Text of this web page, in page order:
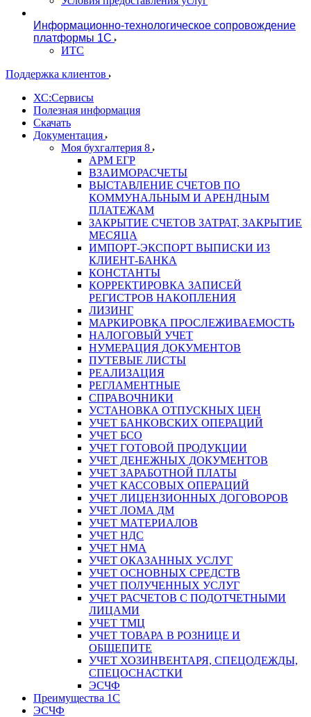
Информационно-технологическое сопровождение
платформы 1С
ИТС
Поддержка клиентов
ХС:Сервисы
Полезная информация
Скачать
Документация
Моя бухгалтерия 8
АРМ ЕГР
ВЗАИМОРАСЧЕТЫ
ВЫСТАВЛЕНИЕ СЧЕТОВ ПО
КОММУНАЛЬНЫМ И АРЕНДНЫМ
ПЛАТЕЖАМ
ЗАКРЫТИЕ СЧЕТОВ ЗАТРАТ, ЗАКРЫТИЕ
МЕСЯЦА
ИМПОРТ-ЭКСПОРТ ВЫПИСКИ ИЗ
КЛИЕНТ-БАНКА
КОНСТАНТЫ
КОРРЕКТИРОВКА ЗАПИСЕЙ
РЕГИСТРОВ НАКОПЛЕНИЯ
ЛИЗИНГ
МАРКИРОВКА ПРОСЛЕЖИВАЕМОСТЬ
НАЛОГОВЫЙ УЧЕТ
НУМЕРАЦИЯ ДОКУМЕНТОВ
ПУТЕВЫЕ ЛИСТЫ
РЕАЛИЗАЦИЯ
РЕГЛАМЕНТНЫЕ
СПРАВОЧНИКИ
УСТАНОВКА ОТПУСКНЫХ ЦЕН
УЧЕТ БАНКОВСКИХ ОПЕРАЦИЙ
УЧЕТ БСО
УЧЕТ ГОТОВОЙ ПРОДУКЦИИ
УЧЕТ ДЕНЕЖНЫХ ДОКУМЕНТОВ
УЧЕТ ЗАРАБОТНОЙ ПЛАТЫ
УЧЕТ КАССОВЫХ ОПЕРАЦИЙ
УЧЕТ ЛИЦЕНЗИОННЫХ ДОГОВОРОВ
УЧЕТ ЛОМА ДМ
УЧЕТ МАТЕРИАЛОВ
УЧЕТ НДС
УЧЕТ НМА
УЧЕТ ОКАЗАННЫХ УСЛУГ
УЧЕТ ОСНОВНЫХ СРЕДСТВ
УЧЕТ ПОЛУЧЕННЫХ УСЛУГ
УЧЕТ РАСЧЕТОВ С ПОДОТЧЕТНЫМИ
ЛИЦАМИ
УЧЕТ ТМЦ
УЧЕТ ТОВАРА В РОЗНИЦЕ И
ОБЩЕПИТЕ
УЧЕТ ХОЗИНВЕНТАРЯ, СПЕЦОДЕЖДЫ,
СПЕЦОСНАСТКИ
ЭСЧФ
Преимущества 1С
ЭСЧФ